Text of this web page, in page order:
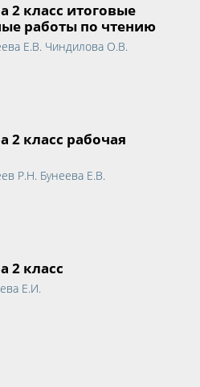
2 класс итоговые
работы по чтению
Е.В. Чиндилова О.В.
2 класс рабочая
Р.Н. Бунеева Е.В.
2 класс
Е.И.